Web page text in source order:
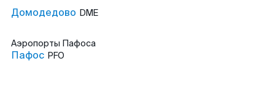
Домодедово DME
Аэропорты Пафоса
Пафос PFO